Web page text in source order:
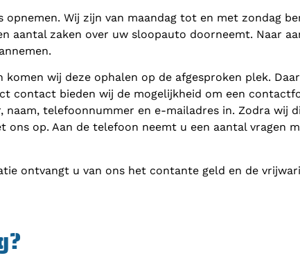
Wij zijn van maandag tot en met zondag
aantal zaken over uw sloopauto doorneemt. Naar
wij deze ophalen op de afgesproken plek.
contact bieden wij de mogelijkheid om een
telefoonnummer en e-mailadres in. Zodra wij
op. Aan de telefoon neemt u een aantal vragen
ontvangt u van ons het contante geld en de